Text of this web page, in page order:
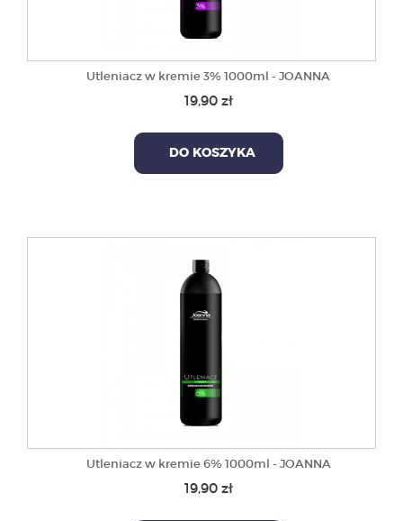
Utleniacz w kremie 3% 1000ml - JOANNA
19,90 zł
DO KOSZYKA
Utleniacz w kremie 6% 1000ml - JOANNA
19,90 zł